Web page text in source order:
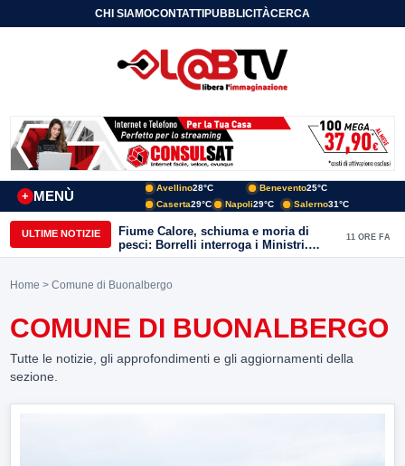
CHI SIAMOCONTATTIPUBBLICITÀCERCA
MENÙ
+
Avellino28°C Benevento25°C
Caserta29°C Napoli29°C Salerno31°C
ULTIME NOTIZIE
Fiume Calore, schiuma e moria di
pesci: Borrelli interroga i Ministri.
“Benevento paga l’assenza del
11 ORE FA
Home > Comune di Buonalbergo
COMUNE DI BUONALBERGO
Tutte le notizie, gli approfondimenti e gli aggiornamenti della
sezione.